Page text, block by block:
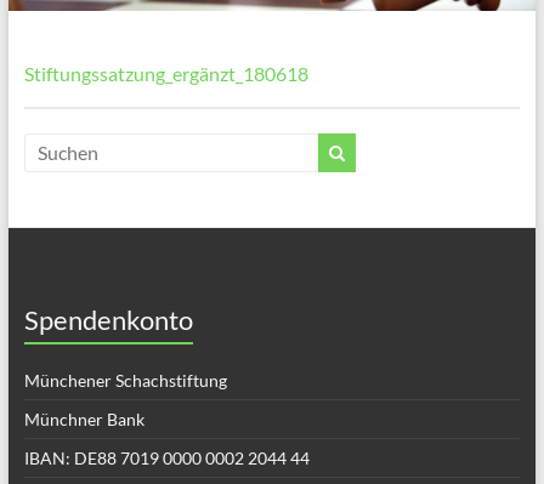
Stiftungssatzung_ergänzt_180618
Spendenkonto
Münchener Schachstiftung
Münchner Bank
IBAN: DE88 7019 0000 0002 2044 44